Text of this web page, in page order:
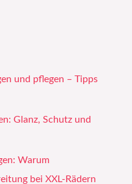
und pflegen – Tipps
Glanz, Schutz und
Warum
bei XXL-Rädern